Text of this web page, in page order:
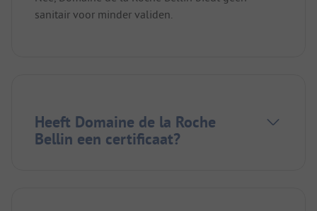
sanitair voor minder validen.
Heeft Domaine de la Roche
Bellin een certificaat?